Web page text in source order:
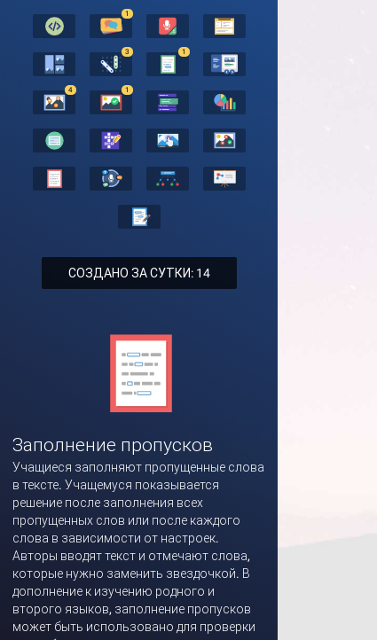
1
3 1
4 1
СОЗДАНО ЗА СУТКИ: 14
Заполнение пропусков
Учащиеся заполняют пропущенные слова
в тексте. Учащемуся показывается
решение после заполнения всех
пропущенных слов или после каждого
слова в зависимости от настроек.
Авторы вводят текст и отмечают слова,
которые нужно заменить звездочкой. В
дополнение к изучению родного и
второго языков, заполнение пропусков
может быть использовано для проверки